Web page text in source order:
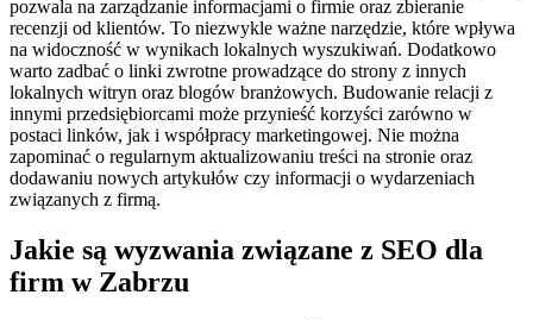
pozwala na zarządzanie informacjami o firmie oraz zbieranie
recenzji od klientów. To niezwykle ważne narzędzie, które wpływa
na widoczność w wynikach lokalnych wyszukiwań. Dodatkowo
warto zadbać o linki zwrotne prowadzące do strony z innych
lokalnych witryn oraz blogów branżowych. Budowanie relacji z
innymi przedsiębiorcami może przynieść korzyści zarówno w
postaci linków, jak i współpracy marketingowej. Nie można
zapominać o regularnym aktualizowaniu treści na stronie oraz
dodawaniu nowych artykułów czy informacji o wydarzeniach
związanych z firmą.
Jakie są wyzwania związane z SEO dla
firm w Zabrzu